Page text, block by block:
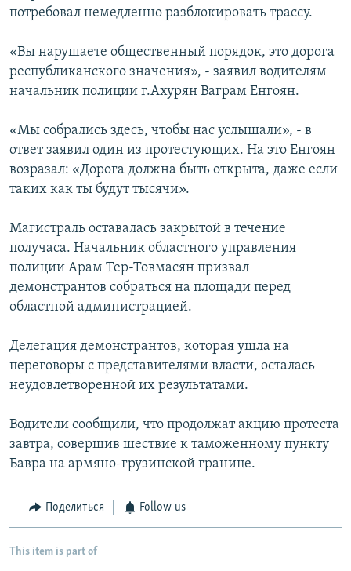
потребовал немедленно разблокировать трассу.
«Вы нарушаете общественный порядок, это дорога
республиканского значения», - заявил водителям
начальник полиции г.Ахурян Ваграм Енгоян.
«Мы собрались здесь, чтобы нас услышали», - в
ответ заявил один из протестующих. На это Енгоян
возразал: «Дорога должна быть открыта, даже если
таких как ты будут тысячи».
Магистраль оставалась закрытой в течение
получаса. Начальник областного управления
полиции Арам Тер-Товмасян призвал
демонстрантов собраться на площади перед
областной администрацией.
Делегация демонстрантов, которая ушла на
переговоры с представителями власти, осталась
неудовлетворенной их результатами.
Водители сообщили, что продолжат акцию протеста
завтра, совершив шествие к таможенному пункту
Бавра на армяно-грузинской границе.
Поделиться Follow us
This item is part of